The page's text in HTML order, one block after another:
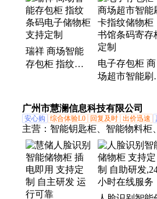
瑞祥 商场智能
存包柜 指纹条
电子存包柜 商
场超市智能刷
馆条码寄存柜
定制
广州市慧澜信息科技有限公司
安心购 综合体验L0 回复及时 出价迅速
主营： 智能钥匙柜、智能物料柜
储物柜、智能手机柜、智能工具
证数管理柜